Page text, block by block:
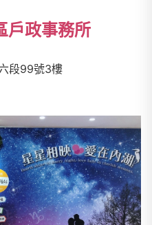
戶政事務所
段99號3樓